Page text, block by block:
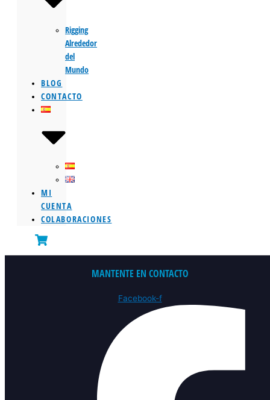
Rigging
Alrededor
del
Mundo
BLOG
CONTACTO
MI
CUENTA
COLABORACIONES
MANTENTE EN CONTACTO
Facebook-f